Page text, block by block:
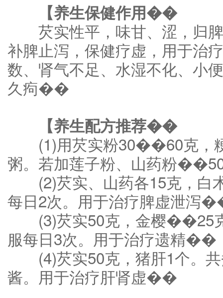
【养生保健作用��
芡实性平，味甘、涩，归脾
补脾止泻，保健疗虚，用于治
数、肾气不足、水湿不化、小
久痀��
【养生配方推荐��
(1)用芡实粉30��60克，
粥。若加莲子粉、山药粉
(2)芡实、山药各15克，白
每日2次。用于治疗脾虚泄泻
(3)芡实50克，金樱��25
服每日3次。用于治疗遗精��
(4)芡实50克，猪肝1个。共
酱。用于治疗肝肾虚��